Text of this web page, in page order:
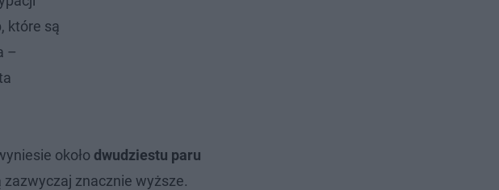
które są
–
około dwudziestu paru
znacznie wyższe.